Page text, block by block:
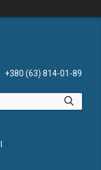
+380 (63) 814-01-89